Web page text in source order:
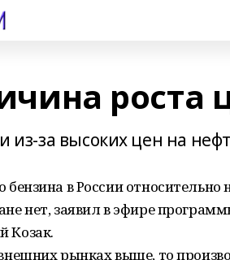
роста
из-за высоких цен на
бензина в России
нет, заявил в эфире
Козак.
рынках выше, то